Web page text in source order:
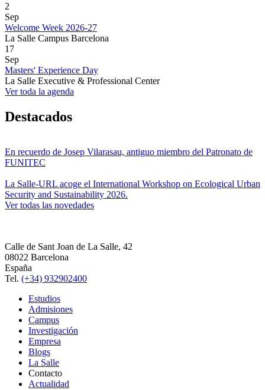
2
Sep
Welcome Week 2026-27
La Salle Campus Barcelona
17
Sep
Masters' Experience Day
La Salle Executive & Professional Center
Ver toda la agenda
Destacados
En recuerdo de Josep Vilarasau, antiguo miembro del Patronato de
FUNITEC
La Salle-URL acoge el International Workshop on Ecological Urban
Security and Sustainability 2026.
Ver todas las novedades
Calle de Sant Joan de La Salle, 42
08022 Barcelona
España
Tel. (+34) 932902400
Estudios
Admisiones
Campus
Investigación
Empresa
Blogs
La Salle
Contacto
Actualidad